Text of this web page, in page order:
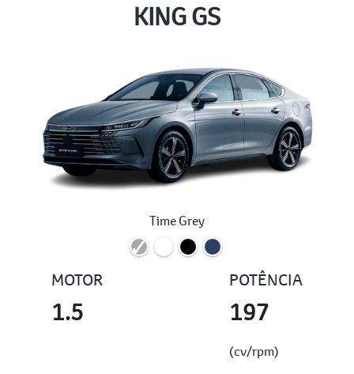
KING GS
Time Grey
MOTOR
1.5
POTÊNCIA
197
(cv/rpm)